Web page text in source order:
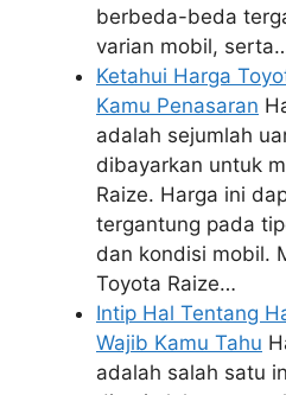
berbeda-beda
varian mobil,
Ketahui Harga
Kamu Penasaran
adalah sejumlah
dibayarkan untuk
Raize. Harga ini
tergantung pada
dan kondisi mobil.
Toyota Raize…
Intip Hal Tentang
Wajib Kamu Tahu
adalah salah satu